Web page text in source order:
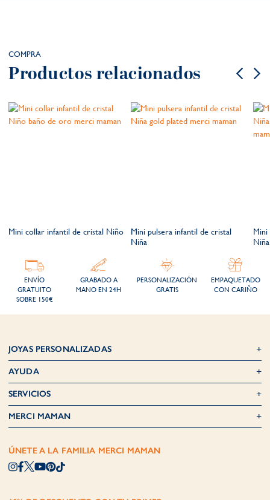
COMPRA
Productos relacionados
Mini collar infantil de cristal Niño
Mini pulsera infantil de cristal
Niña
Mini
ENVÍO
GRATUITO
SOBRE 150€
GRABADO A
MANO EN 24H
PERSONALIZACIÓN
GRATIS
EMPAQUETADO
CON CARIÑO
JOYAS PERSONALIZADAS
AYUDA
SERVICIOS
MERCI MAMAN
ÚNETE A LA FAMILIA MERCI MAMAN